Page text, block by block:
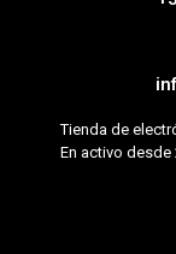
Tienda de
En activo desde